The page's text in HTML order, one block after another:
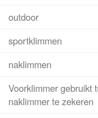
outdoor
sportklimmen
naklimmen
Voorklimmer gebruikt
naklimmer te zekeren